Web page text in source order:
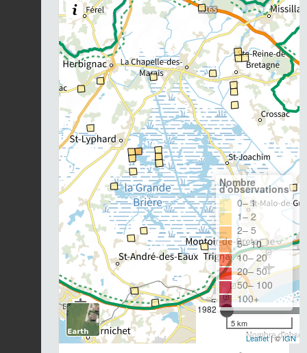
1982
Nombre
Nombre
d'observations
0– 1
1– 2
2– 5
5– 10
10– 20
20– 50
50– 100
100+
5 km
Leaflet| ©IGN